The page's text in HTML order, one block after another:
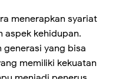
menerapkan syariat
aspek kehidupan.
generasi yang bisa
memiliki kekuatan